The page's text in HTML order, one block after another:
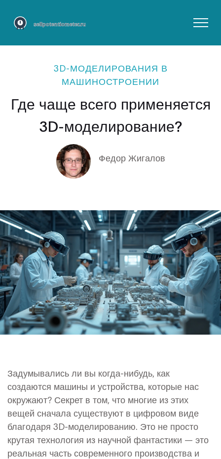
3D-МОДЕЛИРОВАНИЯ В
МАШИНОСТРОЕНИИ
Где чаще всего применяется
3D-моделирование?
Федор Жигалов
Задумывались ли вы когда-нибудь, как
создаются машины и устройства, которые нас
окружают? Секрет в том, что многие из этих
вещей сначала существуют в цифровом виде
благодаря 3D-моделированию. Это не просто
крутая технология из научной фантастики — это
реальная часть современного производства и